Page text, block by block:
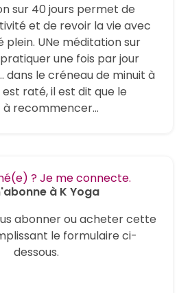
sur 40 jours permet de
et de revoir la vie avec
plein. UNe méditation sur
une fois par jour
dans le créneau de minuit à
est raté, il est dit que le
recommencer...
? Je me connecte.
à K Yoga
abonner ou acheter cette
le formulaire ci-
dessous.